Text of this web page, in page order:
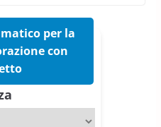
Zero Trofeo RS: per
è la gomma semi-
battere
per la
con